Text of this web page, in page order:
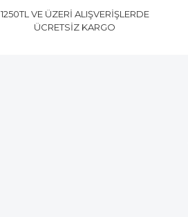
1250TL VE ÜZERİ ALIŞVERİŞLERDE
ÜCRETSİZ KARGO